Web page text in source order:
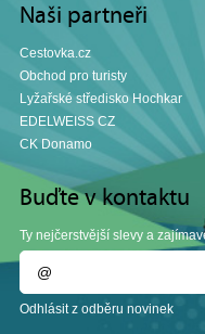
Naši partneři
Cestovka.cz
Obchod pro turisty
Lyžařské středisko Hochkar
EDELWEISS CZ
CK Donamo
Buďte v kontaktu
Ty nejčerstvější slevy a
Odhlásit z odběru novinek